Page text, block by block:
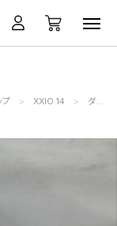
クーポン
一覧
プ XXIO 14 ダンロップ (20761224501130709004)